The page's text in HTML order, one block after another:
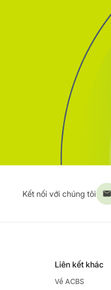
Kết nối với chúng tôi
Liên kết khác
Về ACBS